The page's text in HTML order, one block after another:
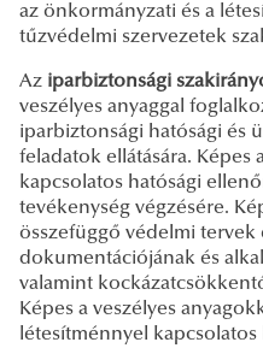
az önkormányzati és a
tűzvédelmi szervezetek
Az iparbiztonsági
veszélyes anyaggal
iparbiztonsági hatósági és
feladatok ellátására. Képes
kapcsolatos hatósági
tevékenység végzésére.
összefüggő védelmi tervek
dokumentációjának és
valamint
Képes a veszélyes
létesítménnyel